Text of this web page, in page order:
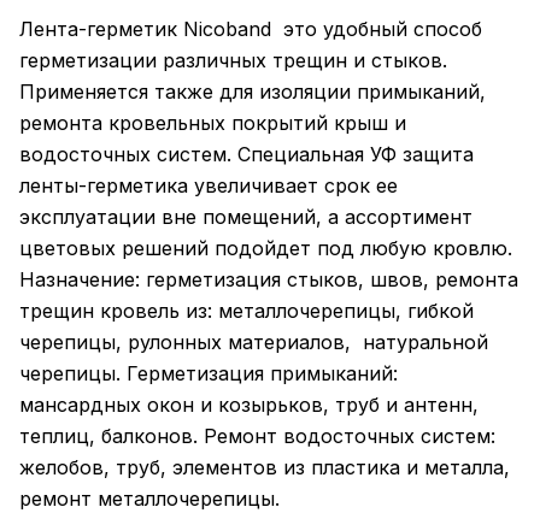
Лента-герметик Nicoband это удобный способ
герметизации различных трещин и стыков.
Применяется также для изоляции примыканий,
ремонта кровельных покрытий крыш и
водосточных систем. Специальная УФ защита
ленты-герметика увеличивает срок ее
эксплуатации вне помещений, а ассортимент
цветовых решений подойдет под любую кровлю.
Назначение: герметизация стыков, швов, ремонта
трещин кровель из: металлочерепицы, гибкой
черепицы, рулонных материалов, натуральной
черепицы. Герметизация примыканий:
мансардных окон и козырьков, труб и антенн,
теплиц, балконов. Ремонт водосточных систем:
желобов, труб, элементов из пластика и металла,
ремонт металлочерепицы.